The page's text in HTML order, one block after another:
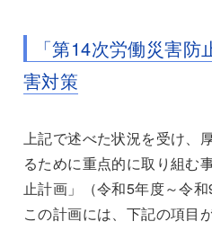
「第14次労働災害
害対策
上記で述べた状況を受け、
るために重点的に取り組む
止計画」（令和5年度～令
この計画には、下記の項目